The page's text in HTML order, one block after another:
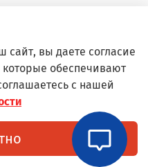
без письменного
сайт, вы даете согласие
обеспечивают
с нашей